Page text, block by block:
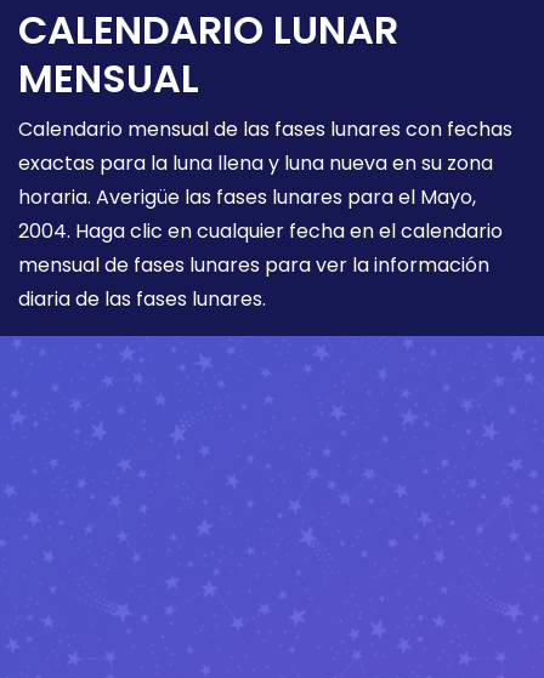
CALENDARIO LUNAR
MENSUAL
Calendario mensual de las fases lunares con fechas
exactas para la luna llena y luna nueva en su zona
horaria. Averigüe las fases lunares para el Mayo,
2004. Haga clic en cualquier fecha en el calendario
mensual de fases lunares para ver la información
diaria de las fases lunares.